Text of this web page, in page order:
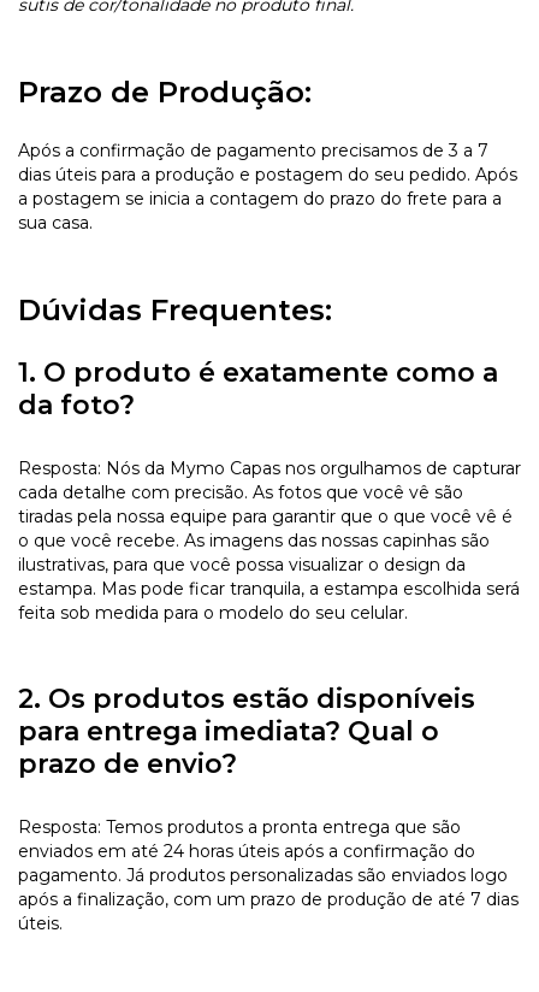
sutis de cor/tonalidade no produto final.
Prazo de Produção:
Após a confirmação de pagamento precisamos de 3 a 7
dias úteis para a produção e postagem do seu pedido. Após
a postagem se inicia a contagem do prazo do frete para a
sua casa.
Dúvidas Frequentes:
1. O produto é exatamente como a
da foto?
Resposta: Nós da Mymo Capas nos orgulhamos de capturar
cada detalhe com precisão. As fotos que você vê são
tiradas pela nossa equipe para garantir que o que você vê é
o que você recebe. As imagens das nossas capinhas são
ilustrativas, para que você possa visualizar o design da
estampa. Mas pode ficar tranquila, a estampa escolhida será
feita sob medida para o modelo do seu celular.
2. Os produtos estão disponíveis
para entrega imediata? Qual o
prazo de envio?
Resposta: Temos produtos a pronta entrega que são
enviados em até 24 horas úteis após a confirmação do
pagamento. Já produtos personalizadas são enviados logo
após a finalização, com um prazo de produção de até 7 dias
úteis.